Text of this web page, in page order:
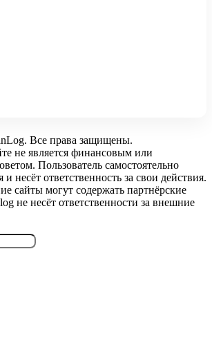
Все права защищены.
не является финансовым или
Пользователь самостоятельно
несёт ответственность за свои действия.
сайты могут содержать партнёрские
не несёт ответственности за внешние